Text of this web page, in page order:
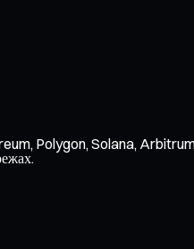
Polygon, Solana,